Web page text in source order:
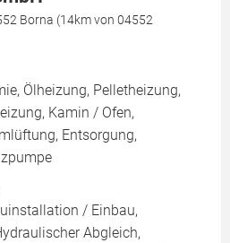
Borna (14km von 04552
Ölheizung, Pelletheizung,
Kamin / Ofen,
Entsorgung,
/ Einbau,
Abgleich,